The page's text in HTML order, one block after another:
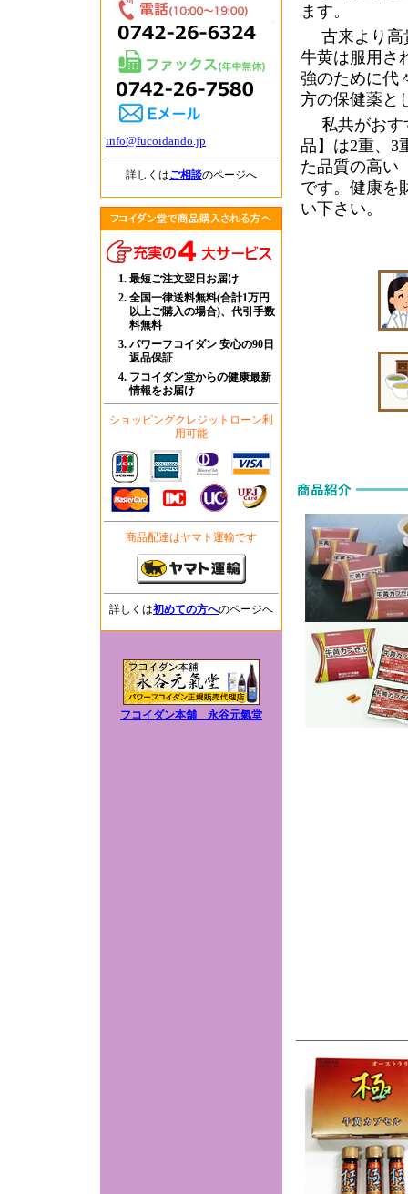
info@fucoidando.jp
詳しくはご相談のページへ
最短ご注文翌日お届け
全国一律送料無料(合計1万円
以上ご購入の場合)、代引手数
料無料
パワーフコイダン 安心の90日
返品保証
フコイダン堂からの健康最新
情報をお届け
ショッピングクレジットローン利
用可能
商品配達はヤマト運輸です
詳しくは初めての方へのページへ
フコイダン本舗 永谷元氣堂
ます。
古来より高
牛黄は服用さ
強のために代
方の保健薬と
私共がおす
品】は2重、3
た品質の高い
です。健康を
い下さい。